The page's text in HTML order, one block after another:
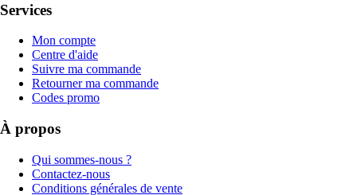
Services
Mon compte
Centre d'aide
Suivre ma commande
Retourner ma commande
Codes promo
À propos
Qui sommes-nous ?
Contactez-nous
Conditions générales de vente